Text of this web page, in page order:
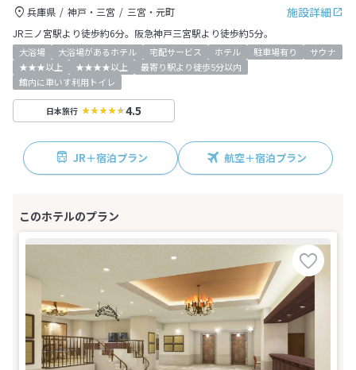
施設詳細
兵庫県 神戸・三宮
三宮・元町
JR三ノ宮駅より徒歩約6分。阪急神戸三宮駅より徒歩約5分。
大浴場 大浴場があるホテル 宅配サービス ホテル 駐車場有り
サウナ
★★★以上
★★★★以上
最寄り駅より徒歩5分以内
館内に車いす利用トイレ
日本旅行 4.5
JR＋宿泊プラン 航空＋宿泊プラン